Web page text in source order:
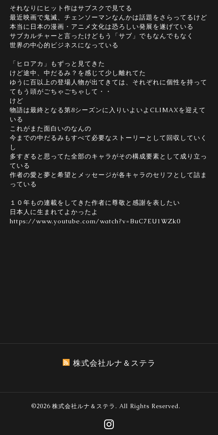
それなりにヒット作はサブスクで見てる
最近映画で鬼滅、チェンソーマンなんかは話題をさらってるけど
本当に日本の漫画・アニメ文化は恐ろしい発展を遂げている
サブカルチャーと言ったけどもう「サブ」でもなんでもなく
世界の中心的ビジネスになっている
「ヒロアカ」もずっと見てきた
けど途中、中だるみ？を感じて少し離れてた
ゆうに百以上の登場人物が出てきては、それぞれに個性を持って
てもう頭がごちゃごちゃして・・
けど
物語は最終となる第8シーズンに入りいよいよCLIMAXを迎えて
いる
これがまた面白いのなんの
今までの中だるみもすべて必要なストーリーとして回収していく
し
多すぎると思ってた全部のキャラがその構成要素として成り立っ
ている
作者の愛と夢と希望とメッセージが各キャラのセリフとして詰ま
っている
１０年もの連載をしてきた作者に尊敬と感謝を表したい
日本人に生まれてよかったよ
https://www.youtube.com/watch?v=BuC7EU1WZk0
株式会社ルナ＆ステラ
©2026 株式会社ルナ＆ステラ . All Rights Reserved.